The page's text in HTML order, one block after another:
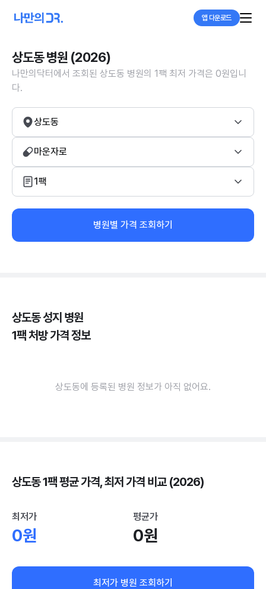
앱 다운로드
상도동 병원 (2026)
나만의닥터에서 조회된 상도동 병원의 1팩 최저 가격은 0원입니
다.
상도동
마운자로
1팩
병원별 가격 조회하기
상도동 성지 병원
1팩 처방 가격 정보
상도동에 등록된 병원 정보가 아직 없어요.
상도동 1팩 평균 가격, 최저 가격 비교 (2026)
최저가
0원
평균가
0원
최저가 병원 조회하기